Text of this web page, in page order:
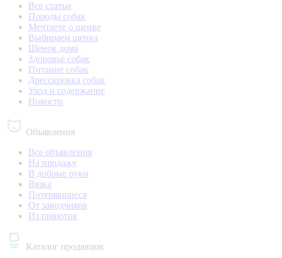
Все статьи
Породы собак
Мечтаете о щенке
Выбираем щенка
Щенок дома
Здоровье собак
Питание собак
Дрессировка собак
Уход и содержание
Новости
Объявления
Все объявления
На продажу
В добрые руки
Вязка
Потерявшиеся
От заводчиков
Из приютов
Каталог продавцов